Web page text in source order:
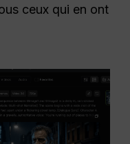
ceux qui en ont